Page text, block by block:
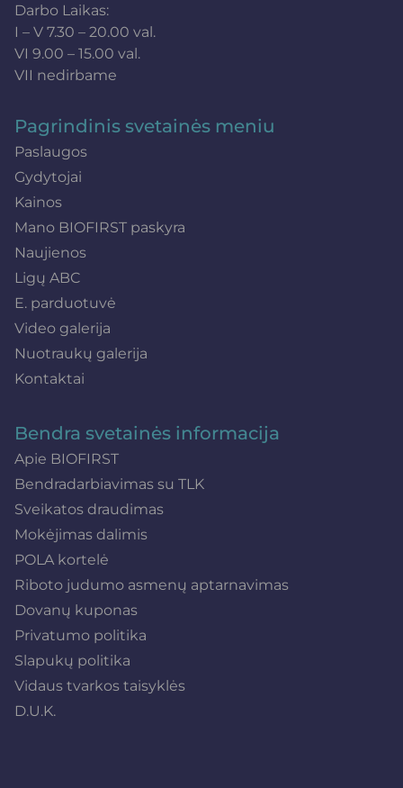
Darbo Laikas:
I – V 7.30 – 20.00 val.
VI 9.00 – 15.00 val.
VII nedirbame
Pagrindinis svetainės meniu
Paslaugos
Gydytojai
Kainos
Mano BIOFIRST paskyra
Naujienos
Ligų ABC
E. parduotuvė
Video galerija
Nuotraukų galerija
Kontaktai
Bendra svetainės informacija
Apie BIOFIRST
Bendradarbiavimas su TLK
Sveikatos draudimas
Mokėjimas dalimis
POLA kortelė
Riboto judumo asmenų aptarnavimas
Dovanų kuponas
Privatumo politika
Slapukų politika
Vidaus tvarkos taisyklės
D.U.K.